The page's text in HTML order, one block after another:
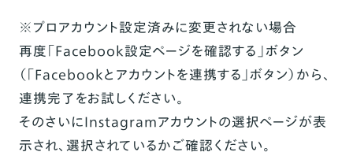
※プロアカウント設定済みに変更されない場合
再度「Facebook設定ページを確認する」ボタン
（「Facebookとアカウントを連携する」ボタン）から、
連携完了をお試しください。
そのさいにInstagramアカウントの選択ページが表
示され、選択されているかご確認ください。